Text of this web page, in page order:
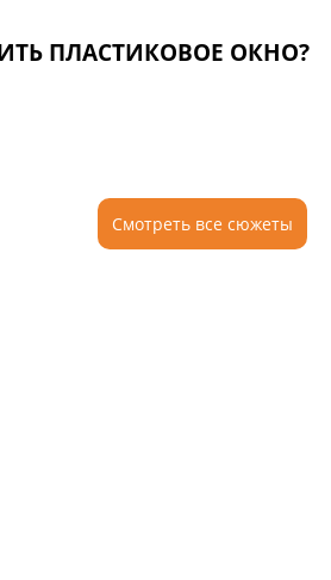
ПЛАСТИКОВОЕ ОКНО?
Смотреть все сюжеты